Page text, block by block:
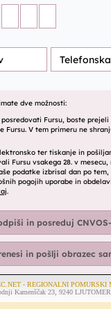
- REGIONALNI POMURSKI
Kamenščak 23, 9240